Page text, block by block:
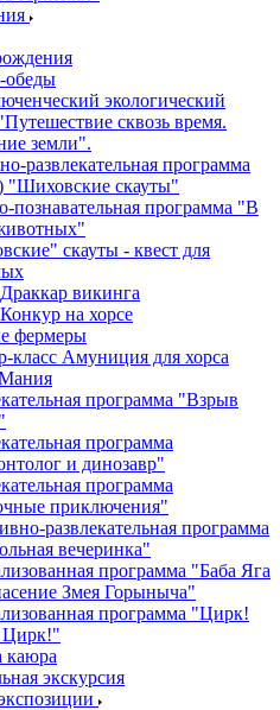
обеды
экологический
сквозь время.
земли".
развлекательная программа
"Шиховские скауты"
познавательная программа "В
скауты - квест для
викинга
на хорсе
фермеры
класс Амуниция для хорса
программа "Взрыв
программа
и динозавр"
программа
приключения"
развлекательная программа
вечеринка"
программа "Баба Яга
Змея Горыныча"
программа "Цирк!
каюра
экскурсия